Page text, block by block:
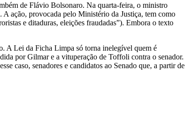
de Flávio Bolsonaro. Na quarta-feira, o ministro
ação, provocada pelo Ministério da Justiça, tem como
e ditaduras, eleições fraudadas”). Embora o texto
A Lei da Ficha Limpa só torna inelegível quem é
por Gilmar e a vituperação de Toffoli contra o senador.
caso, senadores e candidatos ao Senado que, a partir de